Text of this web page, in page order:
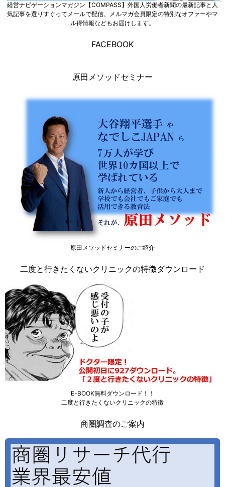
経営ナビゲーションマガジン【COMPASS】外国人労働者新聞の最新記事と人
気記事を選りすぐってメールで配信。メルマガ会員限定の特別なオファーやマ
ル得情報などもお届けします。
FACEBOOK
原田メソッドセミナー
原田メソッドセミナーのご紹介
二度と行きたくないクリニックの特徴ダウンロード
E-BOOK無料ダウンロード！！
二度と行きたくないクリニックの特徴
商圏調査のご案内